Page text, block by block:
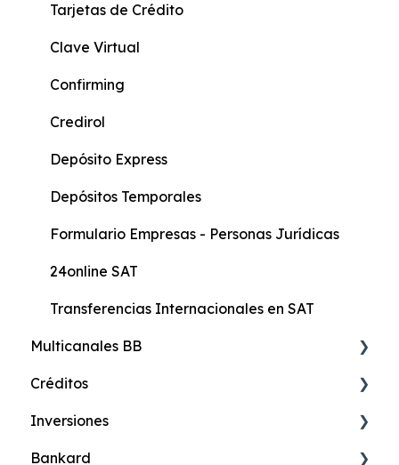
Score Crediticio
Actualización de Datos
Formularios Persona Natural
Formularios persona natural con actividad
Tarjetas de Crédito
Clave Virtual
Confirming
Credirol
Depósito Express
Depósitos Temporales
Formulario Empresas - Personas Jurídicas
24online SAT
Transferencias Internacionales en SAT
Multicanales BB
24online Banca en Internet
24móvil Banca Celular
24efectivo
Créditos
Credimax Online
Credimax Hipotecario
Inversiones
Certificado de Depósito Online
Bankard